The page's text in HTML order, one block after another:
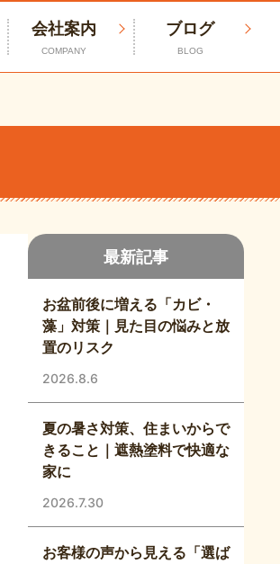
会社案内
COMPANY
ブログ
BLOG
最新記事
お盆前後に増える「カビ・
藻」対策｜見た目の悩みと放
置のリスク
2026.8.6
夏の暑さ対策、住まいからで
きること｜遮熱塗料で快適な
家に
2026.7.30
お客様の声から見える「選ば